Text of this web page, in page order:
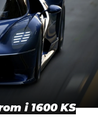
i 1600 KS